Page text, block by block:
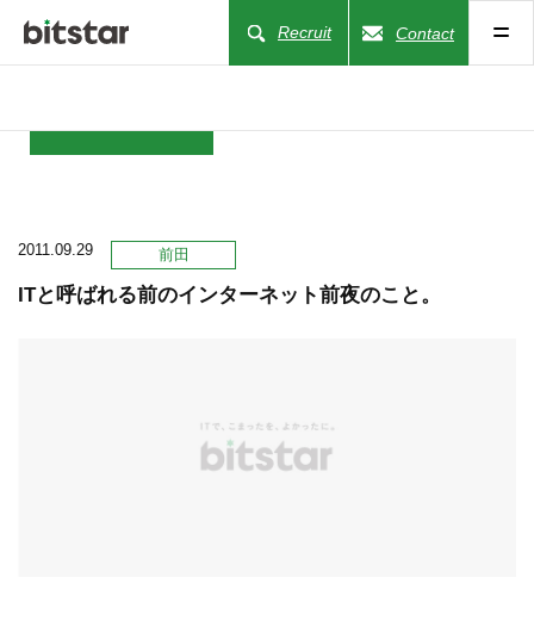
Recruit Contact
COMPANY
2011.09.29 前田
ITと呼ばれる前のインターネット前夜のこと。